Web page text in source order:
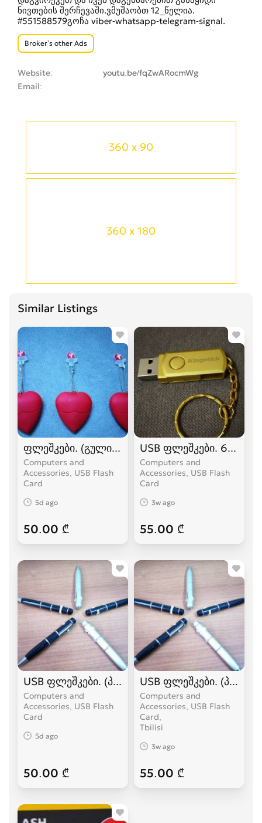
360 x 90
360 x 180
Similar Listings
ფლეშკები. (გულის ფორმის) (64_GB.)
Computers and
Accessories, USB Flash
Card
5d ago
50.00 ₾
USB ფლეშკები. 64_GB.
Computers and
Accessories, USB Flash
Card
3w ago
55.00 ₾
USB ფლეშკები. (პასტის დიზაინით.)
Computers and
Accessories, USB Flash
Card
5d ago
50.00 ₾
USB ფლეშკები. (პასტის
Computers and
Accessories, USB Flash
Card
Tbilisi
3w ago
55.00 ₾
ნივთების შერჩევაში.ვმუშაობთ 12_წელია.
#551588579გოჩა viber-whatsapp-telegram-signal.
Broker’s other Ads
Website
youtu.be/fqZwARocmWg
Email